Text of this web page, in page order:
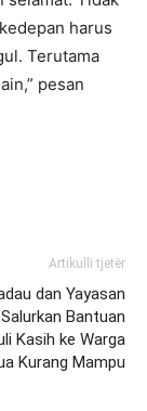
harus
Terutama
pesan
Artikulli tjetër
dan Yayasan
Bantuan
Kasih ke Warga
Kurang Mampu